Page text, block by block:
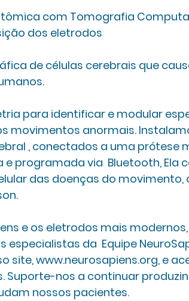
com Tomografia
dos eletrodos
de células cerebrais que
para identificar e modular
movimentos anormais.
, conectados a uma prótese
programada via  Bluetooth, Ela
das doenças do
e os eletrodos mais
da  Equipe
site, www.neurosapiens.org, e
Suporte-nos a continuar
nossos pacientes.